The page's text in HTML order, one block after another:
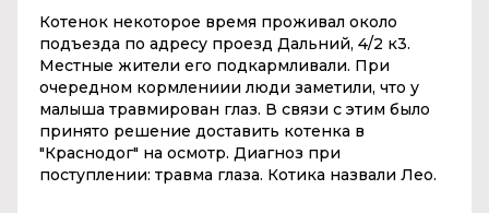
Котенок некоторое время проживал около
подъезда по адресу проезд Дальний, 4/2 к3.
Местные жители его подкармливали. При
очередном кормлениии люди заметили, что у
малыша травмирован глаз. В связи с этим было
принято решение доставить котенка в
"Краснодог" на осмотр. Диагноз при
поступлении: травма глаза. Котика назвали Лео.